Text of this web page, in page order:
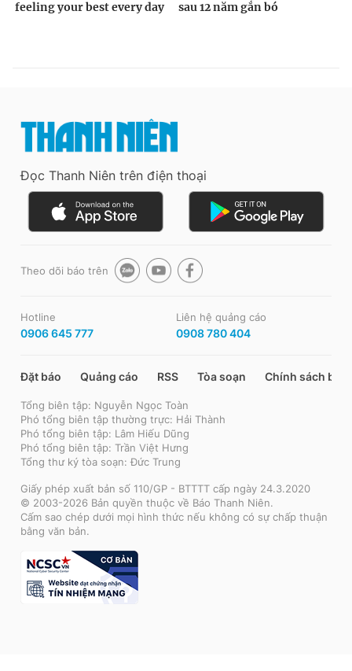
Đọc Thanh Niên trên điện thoại
Theo dõi báo trên
Hotline
0906 645 777
Liên hệ quảng cáo
0908 780 404
Đặt báo Quảng cáo RSS Tòa soạn Chính sách bảo
Tổng biên tập: Nguyễn Ngọc Toàn
Phó tổng biên tập thường trực: Hải Thành
Phó tổng biên tập: Lâm Hiếu Dũng
Phó tổng biên tập: Trần Việt Hưng
Tổng thư ký tòa soạn: Đức Trung
Giấy phép xuất bản số 110/GP - BTTTT cấp ngày 24.3.2020
© 2003-2026 Bản quyền thuộc về Báo Thanh Niên.
Cấm sao chép dưới mọi hình thức nếu không có sự chấp thuận
bằng văn bản.